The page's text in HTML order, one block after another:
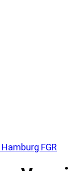
FGR